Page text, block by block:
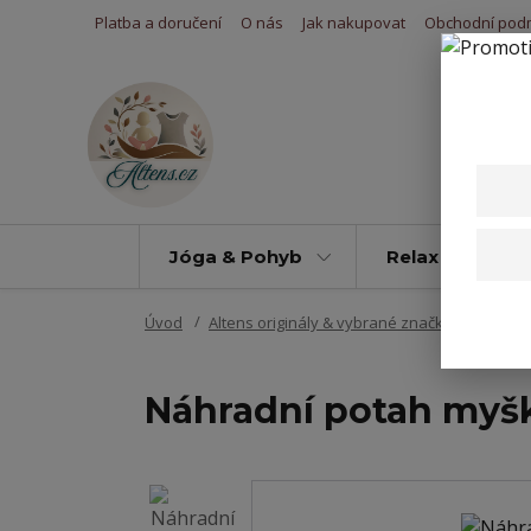
Platba a doručení O nás Jak nakupovat Obchodní
Jóga & Pohyb Relax & Úleva
Úvod Altens originály & vybrané značky
Náhradní potah